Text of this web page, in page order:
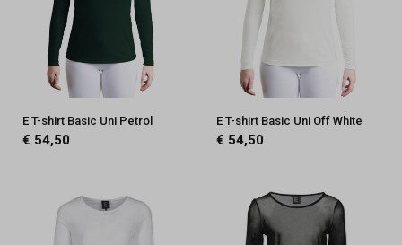
E T-shirt Basic Uni Petrol
€ 54,50
E T-shirt Basic Uni Off White
€ 54,50